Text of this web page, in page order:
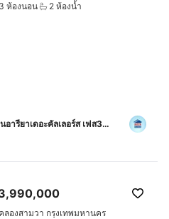
3 ห้องนอน
2 ห้องน้ำ
ารียาเดอะคัลเลอร์ส เฟส3
คลองสามวา กรุงเทพมหานคร